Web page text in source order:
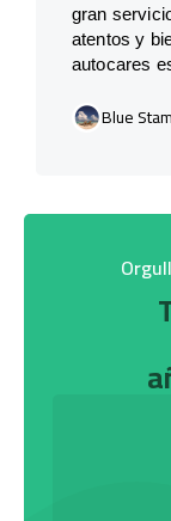
gran
atentos y
autocares
Blue